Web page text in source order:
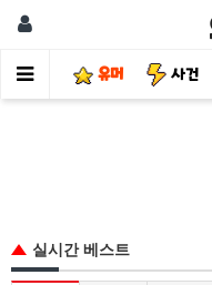
유머 사건
실시간 베스트